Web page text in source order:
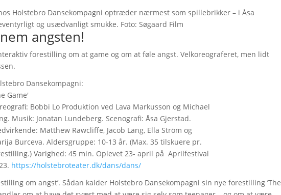
hos Holstebro Dansekompagni optræder nærmest som spillebrikker – i Åsa
og usædvanligt smukke. Foto: Søgaard Film
angsten!
forestilling om at game og om at føle angst. Velkoreograferet, men lidt
Dansekompagni:
Game'
Bobbi Lo Produktion ved Lava Markusson og Michael
Musik: Jonatan Lundeberg. Scenografi: Åsa Gjerstad.
Matthew Rawcliffe, Jacob Lang, Ella Ström og
Burceva. Aldersgruppe: 10-13 år. (Max. 35 tilskuere pr.
Varighed: 45 min. Oplevet 23- april på Aprilfestival
https://holstebroteater.dk/dans/dans/
om angst’. Sådan kalder Holstebro Dansekompagni sin nye forestilling ’The